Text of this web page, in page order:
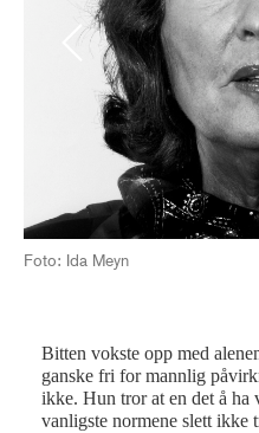
Previous
Foto: Ida Meyn
Bitten vokste opp med
ganske fri for mannlig
ikke. Hun tror at en det å ha
vanligste normene slett ikke